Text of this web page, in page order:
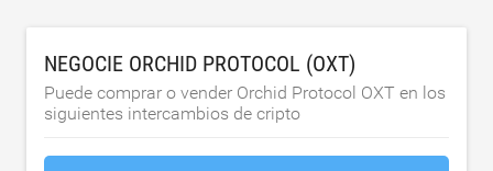
NEGOCIE ORCHID PROTOCOL (OXT)
Puede comprar o vender Orchid Protocol OXT en los
siguientes intercambios de cripto